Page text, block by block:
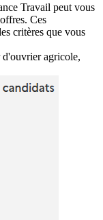
Travail peut vous
Ces
critères que vous
d'ouvrier agricole,